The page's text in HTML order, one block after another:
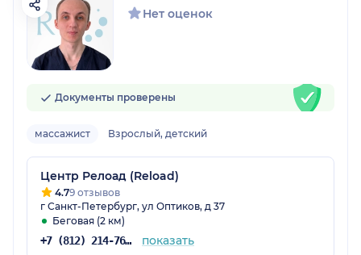
Нет оценок
Документы проверены
массажист Взрослый, детский
Центр Релоад (Reload)
4.79 отзывов
г Санкт-Петербург, ул Оптиков, д 37
Беговая (2 км)
+7 (812) 214-76-97 показать